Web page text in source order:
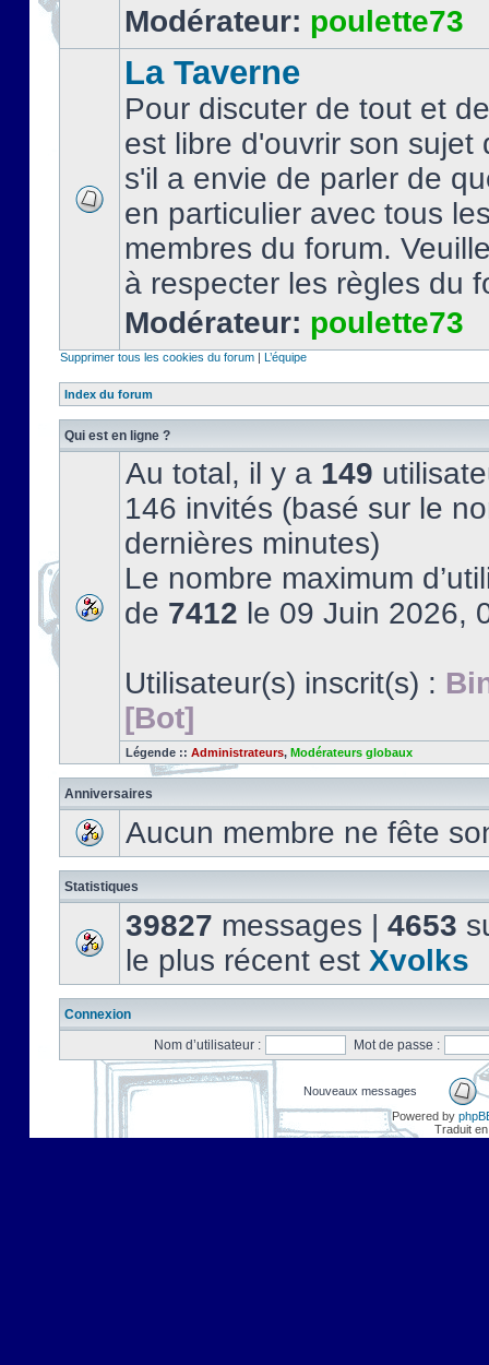
Modérateur: poulette73
La Taverne
Pour discuter de tout et
est libre d'ouvrir son sujet
s'il a envie de parler de
en particulier avec tous
membres du forum.
à respecter les règles du
Modérateur: poulette73
Supprimer tous les cookies du forum | L’équipe
Index du forum
Qui est en ligne ?
Au total, il y a 149
146 invités (basé sur le
dernières minutes)
Le nombre maximum
de 7412 le 09 Juin 2026,
Utilisateur(s) inscrit(s) :
[Bot]
Légende :: Administrateurs, Modérateurs globaux
Anniversaires
Aucun membre ne fête
Statistiques
39827 messages | 4653
le plus récent est Xvolks
Connexion
Nom d’utilisateur :
Mot de passe :
Nouveaux messages
Powered by
Traduit